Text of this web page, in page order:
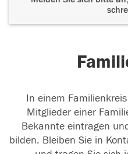
In einem
Mitglieder einer
Bekannte eintragen
bilden. Bleiben Sie in